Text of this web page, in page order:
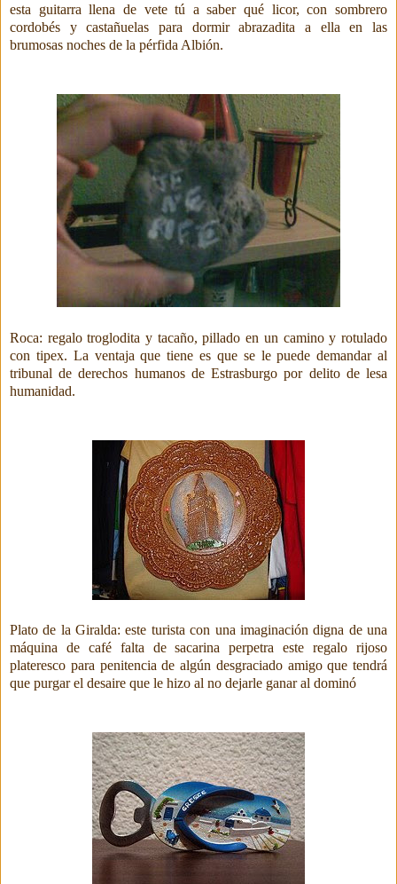
esta guitarra llena de vete tú a saber qué licor, con sombrero
cordobés y castañuelas para dormir abrazadita a ella en las
brumosas noches de la pérfida Albión.
Roca: regalo troglodita y tacaño, pillado en un camino y rotulado
con tipex. La ventaja que tiene es que se le puede demandar al
tribunal de derechos humanos de Estrasburgo por delito de lesa
humanidad.
Plato de la Giralda: este turista con una imaginación digna de una
máquina de café falta de sacarina perpetra
este regalo rijoso
plateresco para penitencia de algún desgraciado amigo que tendrá
que purgar el desaire que le hizo al no dejarle ganar al dominó